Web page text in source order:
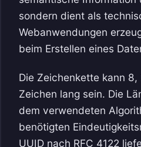
sondern dient als
Webanwendungen
beim Erstellen eines
Die Zeichenkette kann 8,
Zeichen lang sein. Die
dem verwendeten
benötigten
UUID nach RFC 4122